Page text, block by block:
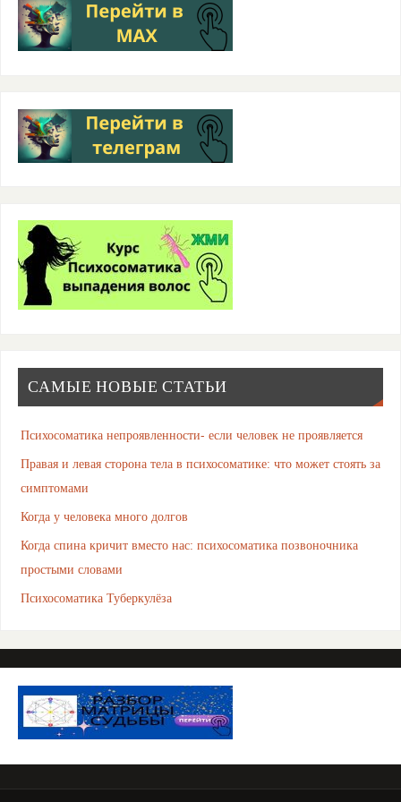
САМЫЕ НОВЫЕ СТАТЬИ
Психосоматика непроявленности- если человек не проявляется
Правая и левая сторона тела в психосоматике: что может стоять за
симптомами
Когда у человека много долгов
Когда спина кричит вместо нас: психосоматика позвоночника
простыми словами
Психосоматика Туберкулёза